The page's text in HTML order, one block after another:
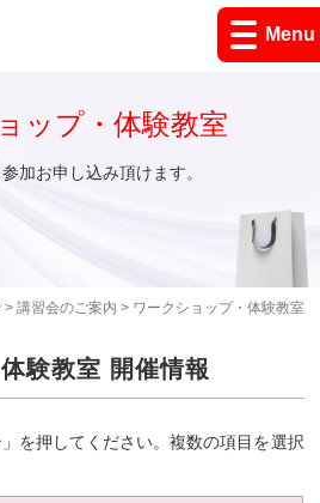
Menu
> 講習会のご案内 > ワークショップ・体験教室
ップ・体験教室
加お申し込み頂けます。
験教室 開催情報
を押してください。複数の項目を選択